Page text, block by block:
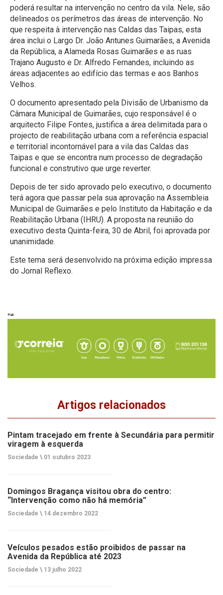
poderá resultar na intervenção no centro da vila. Nele, são
delineados os perímetros das áreas de intervenção. No
que respeita à intervenção nas Caldas das Taipas, esta
área inclui o Largo Dr. João Antunes Guimarães, a Avenida
da República, a Alameda Rosas Guimarães e as ruas
Trajano Augusto e Dr. Alfredo Fernandes, incluindo as
áreas adjacentes ao edifício das termas e aos Banhos
Velhos.
O documento apresentado pela Divisão de Urbanismo da
Câmara Municipal de Guimarães, cujo responsável é o
arquitecto Filipe Fontes, justifica a área delimitada para o
projecto de reabilitação urbana com a referência espacial
e territorial incontornável para a vila das Caldas das
Taipas e que se encontra num processo de degradação
funcional e construtivo que urge reverter.
Depois de ter sido aprovado pelo executivo, o documento
terá agora que passar pela sua aprovação na Assembleia
Municipal de Guimarães e pelo Instituto da Habitação e da
Reabilitação Urbana (IHRU). A proposta na reunião do
executivo desta Quinta-feira, 30 de Abril, foi aprovada por
unanimidade.
Este tema será desenvolvido na próxima edição impressa
do Jornal Reflexo.
Pub
Artigos relacionados
Pintam tracejado em frente à Secundária para permitir
viragem à esquerda
Sociedade \ 01 outubro 2023
Domingos Bragança visitou obra do centro:
“Intervenção como não há memória”
Sociedade \ 14 dezembro 2022
Veículos pesados estão proibidos de passar na
Avenida da República até 2023
Sociedade \ 13 julho 2022